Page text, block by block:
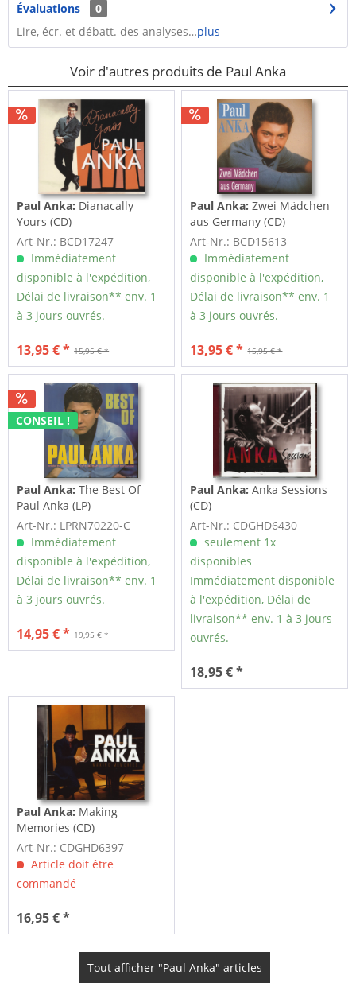
Évaluations
0
Lire, écr. et débatt. des analyses…plus
Voir d'autres produits de Paul Anka
Paul Anka: Dianacally
Yours (CD)
Art-Nr.: BCD17247
Immédiatement
disponible à l'expédition,
Délai de livraison** env. 1
à 3 jours ouvrés.
15,95 € *
13,95 € *
Paul Anka:Zwei Mädchen
aus Germany (CD)
Art-Nr.: BCD15613
Immédiatement
disponible à l'expédition,
Délai de livraison** env. 1
à 3 jours ouvrés.
15,95 € *
13,95 € *
CONSEIL !
Paul Anka:The Best Of
Paul Anka (LP)
Art-Nr.: LPRN70220-C
Immédiatement
disponible à l'expédition,
Délai de livraison** env. 1
à 3 jours ouvrés.
19,95 € *
14,95 € *
Paul Anka:Anka Sessions
(CD)
Art-Nr.: CDGHD6430
seulement 1x
disponibles
Immédiatement disponible
à l'expédition, Délai de
livraison** env. 1 à 3 jours
ouvrés.
18,95 € *
Paul Anka: Making
Memories (CD)
Art-Nr.: CDGHD6397
Article doit être
commandé
16,95 € *
Tout afficher "Paul Anka" articles